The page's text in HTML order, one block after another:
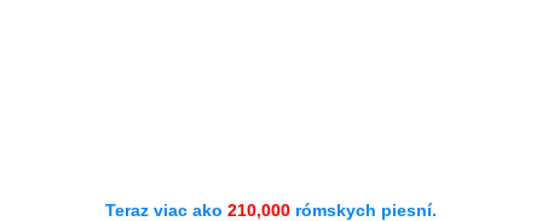
Teraz viac ako 210,000 rómskych piesní.